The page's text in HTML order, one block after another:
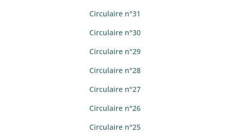
Circulaire n°31
Circulaire n°30
Circulaire n°29
Circulaire n°28
Circulaire n°27
Circulaire n°26
Circulaire n°25